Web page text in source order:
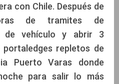
con Chile. Después de
de tramites de
de vehículo y abrir 3
repletos de
Puerto Varas donde
para salir lo más